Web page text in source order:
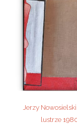
Jerzy
lustrze